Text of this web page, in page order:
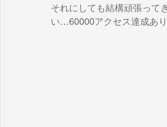
それにしても結構頑張って
い…60000アクセス達成あり